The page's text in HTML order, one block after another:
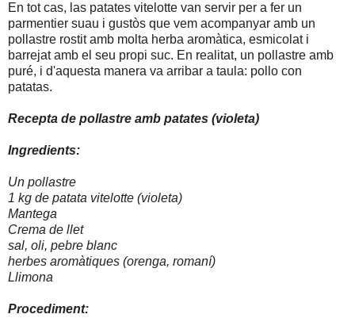
En tot cas, las patates vitelotte van servir per a fer un
parmentier suau i gustòs que vem acompanyar amb un
pollastre rostit amb molta herba aromàtica, esmicolat i
barrejat amb el seu propi suc. En realitat, un pollastre amb
puré, i d'aquesta manera va arribar a taula: pollo con
patatas.
Recepta de pollastre amb patates (violeta)
Ingredients:
Un pollastre
1 kg de patata vitelotte (violeta)
Mantega
Crema de llet
sal, oli, pebre blanc
herbes aromàtiques (orenga, romaní)
Llimona
Procediment: